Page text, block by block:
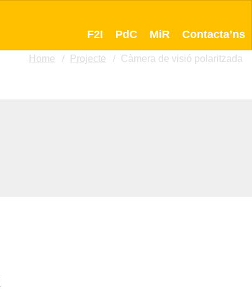
F2I PdC MiR Contacta’ns
Home Projecte Càmera de visió polaritzada